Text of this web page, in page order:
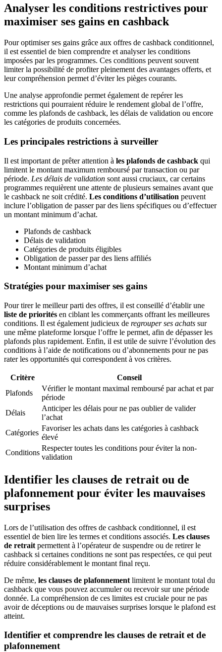
Analyser les conditions restrictives pour
maximiser ses gains en cashback
Pour optimiser ses gains grâce aux offres de cashback conditionnel,
il est essentiel de bien comprendre et analyser les conditions
imposées par les programmes. Ces conditions peuvent souvent
limiter la possibilité de profiter pleinement des avantages offerts, et
leur compréhension permet d’éviter les pièges courants.
Une analyse approfondie permet également de repérer les
restrictions qui pourraient réduire le rendement global de l’offre,
comme les plafonds de cashback, les délais de validation ou encore
les catégories de produits concernées.
Les principales restrictions à surveiller
Il est important de prêter attention à les plafonds de cashback qui
limitent le montant maximum remboursé par transaction ou par
période. Les délais de validation sont aussi cruciaux, car certains
programmes requièrent une attente de plusieurs semaines avant que
le cashback ne soit crédité. Les conditions d’utilisation peuvent
inclure l’obligation de passer par des liens spécifiques ou d’effectuer
un montant minimum d’achat.
Plafonds de cashback
Délais de validation
Catégories de produits éligibles
Obligation de passer par des liens affiliés
Montant minimum d’achat
Stratégies pour maximiser ses gains
Pour tirer le meilleur parti des offres, il est conseillé d’établir une
liste de priorités en ciblant les commerçants offrant les meilleures
conditions. Il est également judicieux de regrouper ses achats sur
une même plateforme lorsque l’offre le permet, afin de dépasser les
plafonds plus rapidement. Enfin, il est utile de suivre l’évolution des
conditions à l’aide de notifications ou d’abonnements pour ne pas
rater les opportunités qui correspondent à vos critères.
Critère
Conseil
Plafonds
Vérifier le montant maximal remboursé par achat et par
période
Délais
Anticiper les délais pour ne pas oublier de valider
l’achat
Catégories
Favoriser les achats dans les catégories à cashback
élevé
Conditions
Respecter toutes les conditions pour éviter la non-
validation
Identifier les clauses de retrait ou de
plafonnement pour éviter les mauvaises
surprises
Lors de l’utilisation des offres de cashback conditionnel, il est
essentiel de bien lire les termes et conditions associés. Les clauses
de retrait permettent à l’opérateur de suspendre ou de retirer le
cashback si certaines conditions ne sont pas respectées, ce qui peut
réduire considérablement le montant final reçu.
De même, les clauses de plafonnement limitent le montant total du
cashback que vous pouvez accumuler ou recevoir sur une période
donnée. La compréhension de ces limites est cruciale pour ne pas
avoir de déceptions ou de mauvaises surprises lorsque le plafond est
atteint.
Identifier et comprendre les clauses de retrait et de
plafonnement